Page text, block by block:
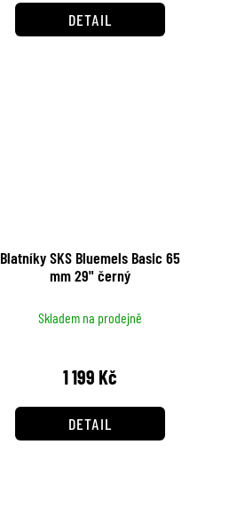
DETAIL
Blatníky SKS Bluemels Basic 65
mm 29" černý
Skladem na prodejně
1 199 Kč
DETAIL